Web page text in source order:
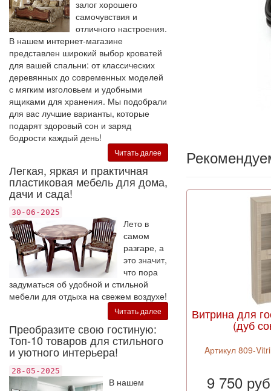
залог хорошего
самочувствия и
отличного настроения.
В нашем интернет-магазине
представлен широкий выбор кроватей
для вашей спальни: от классических
деревянных до современных моделей
с мягким изголовьем и удобными
ящиками для хранения. Мы подобрали
для вас лучшие варианты, которые
подарят здоровый сон и заряд
бодрости каждый день!
Читать далее
Легкая, яркая и практичная
пластиковая мебель для дома,
дачи и сада!
30-06-2025
Лето в
самом
разгаре, а
это значит,
что пора
задуматься об удобной и стильной
мебели для отдыха на свежем воздухе!
Читать далее
Преобразите свою гостиную:
Топ-10 товаров для стильного
и уютного интерьера!
28-05-2025
В нашем
Витрина для
(дуб
Aртикул 809-
9 750